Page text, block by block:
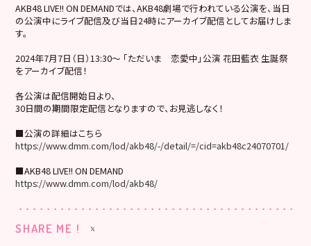
AKB48 LIVE!! ON DEMANDでは、AKB48劇場で行われている公演を、当日
の公演中にライブ配信及び当日24時にアーカイブ配信としてお届けしま
す。
2024年7月7日（日）13:30～ 「ただいま 恋愛中」公演 花田藍衣 生誕祭
をアーカイブ配信！
各公演は配信開始日より、
30日間の期間限定配信となりますので、お見逃しなく！
■公演の詳細はこちら
https://www.dmm.com/lod/akb48/-/detail/=/cid=akb48c24070701/
■AKB48 LIVE!! ON DEMAND
https://www.dmm.com/lod/akb48/
SHARE ME !